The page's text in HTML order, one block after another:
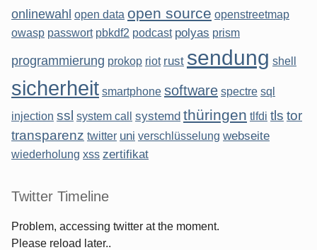
onlinewahl open data open source openstreetmap
owasp passwort pbkdf2 podcast polyas prism
programmierung prokop riot rust sendung shell
sicherheit smartphone software spectre sql
injection ssl system call systemd thüringen tlfdi tls tor
transparenz twitter uni verschlüsselung webseite
wiederholung xss zertifikat
Twitter Timeline
Problem, accessing twitter at the moment.
Please reload later..